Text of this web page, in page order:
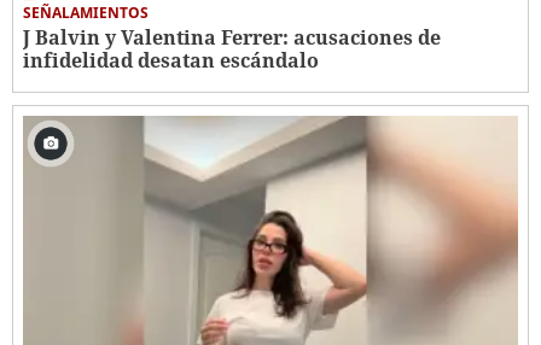
SEÑALAMIENTOS
J Balvin y Valentina Ferrer: acusaciones de
infidelidad desatan escándalo